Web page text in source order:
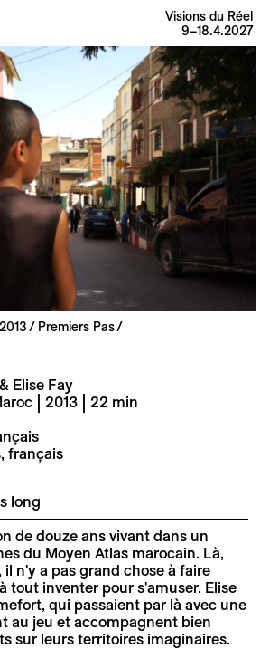
Visions du Réel
9–18.4.2027
Premiers Pas
Elise Fay
| 2013 | 22 min
français
long
de douze ans vivant dans un
du Moyen Atlas marocain. Là,
il n'y a pas grand chose à faire
tout inventer pour s'amuser. Elise
qui passaient par là avec une
au jeu et accompagnent bien
sur leurs territoires imaginaires.